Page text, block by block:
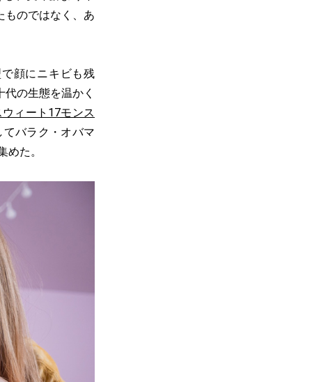
ものではなく、あ
顔にニキビも残
の生態を温かく
ウィート17モンス
バラク・オバマ
た。